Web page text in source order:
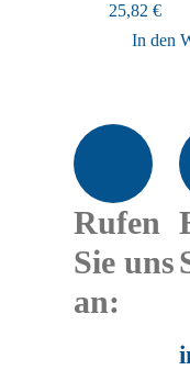
25,82€
In den
Rufen
Sie uns
an: